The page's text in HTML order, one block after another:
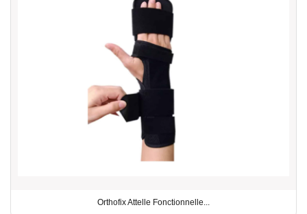
Orthofix Attelle Fonctionnelle...